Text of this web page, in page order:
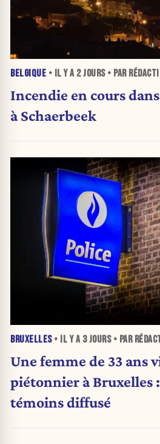
BELGIQUE • IL Y A 2 JOURS• PAR
Incendie en cours
à Schaerbeek
BRUXELLES• IL Y A 3 JOURS• PAR
Une femme de 33 ans
piétonnier à Bruxelles
témoins diffusé